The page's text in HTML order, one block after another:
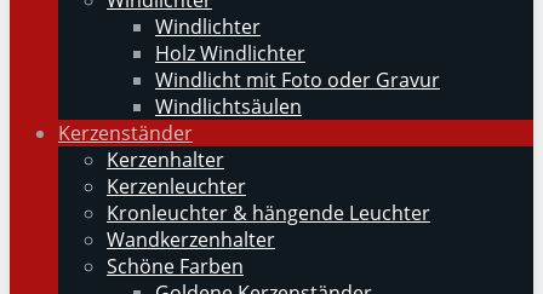
Windlichter
Holz Windlichter
Windlicht mit Foto oder Gravur
Windlichtsäulen
Kerzenständer
Kerzenhalter
Kerzenleuchter
Kronleuchter & hängende Leuchter
Wandkerzenhalter
Schöne Farben